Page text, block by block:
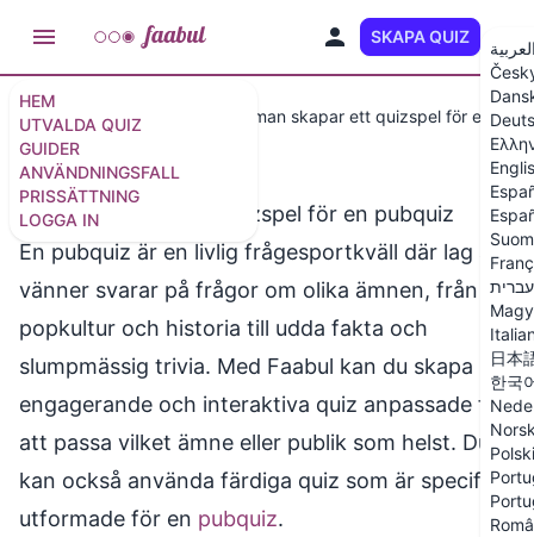
HEM
UTVALDA QUIZ
GUIDER
ANVÄNDNINGSFALL
PRISSÄTTNING
LOGGA IN
SKAPA QUIZ
עברית
日本
한국
Polski
Användningsområden Hur man skapar ett quizspel för en
Hur man skapar ett quizspel för en pubquiz
En pubquiz är en livlig frågesportkväll där lag av
vänner svarar på frågor om olika ämnen, från
popkultur och historia till udda fakta och
slumpmässig trivia. Med Faabul kan du skapa
engagerande och interaktiva quiz anpassade för
att passa vilket ämne eller publik som helst. Du
kan också använda färdiga quiz som är specifikt
utformade för en pubquiz.